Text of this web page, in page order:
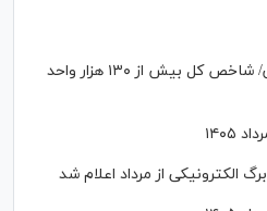
تداوم روند صعودی بورس/ شاخص کل بیش از ۱۳۰ هزار واحد
الکترونیکی از مرداد اعلام شد